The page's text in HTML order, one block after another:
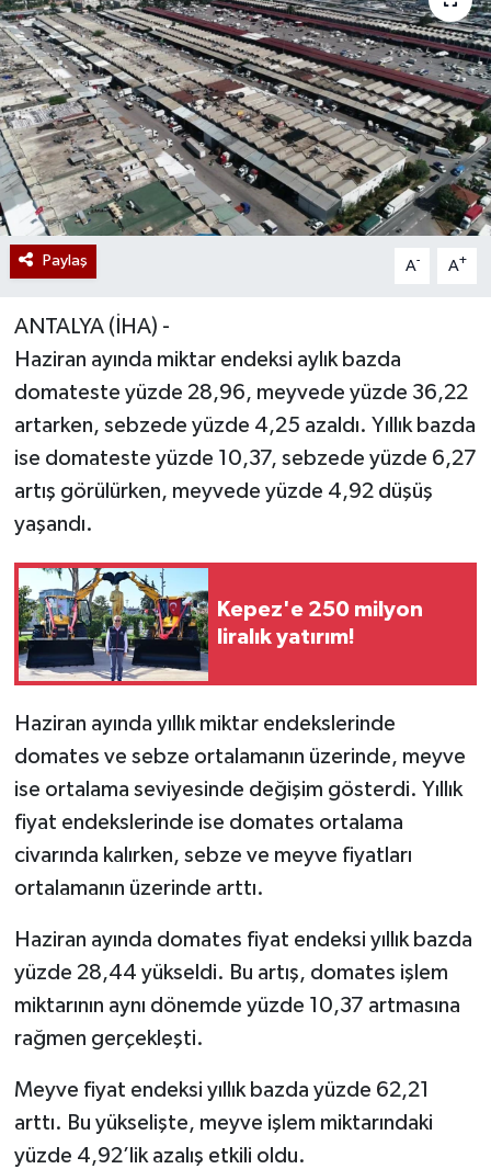
Paylaş A- A+
ANTALYA (İHA) -
Haziran ayında miktar endeksi aylık bazda
domateste yüzde 28,96, meyvede yüzde 36,22
artarken, sebzede yüzde 4,25 azaldı. Yıllık bazda
ise domateste yüzde 10,37, sebzede yüzde 6,27
artış görülürken, meyvede yüzde 4,92 düşüş
yaşandı.
Kepez'e 250 milyon
liralık yatırım!
Haziran ayında yıllık miktar endekslerinde
domates ve sebze ortalamanın üzerinde, meyve
ise ortalama seviyesinde değişim gösterdi. Yıllık
fiyat endekslerinde ise domates ortalama
civarında kalırken, sebze ve meyve fiyatları
ortalamanın üzerinde arttı.
Haziran ayında domates fiyat endeksi yıllık bazda
yüzde 28,44 yükseldi. Bu artış, domates işlem
miktarının aynı dönemde yüzde 10,37 artmasına
rağmen gerçekleşti.
Meyve fiyat endeksi yıllık bazda yüzde 62,21
arttı. Bu yükselişte, meyve işlem miktarındaki
yüzde 4,92’lik azalış etkili oldu.